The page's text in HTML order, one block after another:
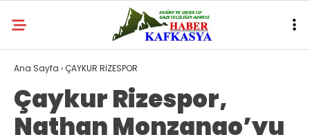
Ana Sayfa ›ÇAYKUR RİZESPOR
Çaykur Rizespor,
Nathan Monzango’yu